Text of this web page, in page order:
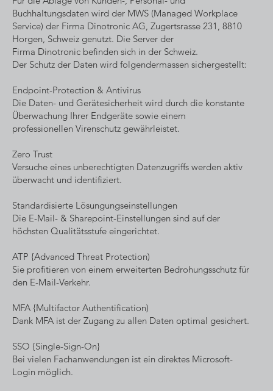
Buchhaltungsdaten wird der MWS (Managed Workplace
Service) der Firma Dinotronic AG, Zugertsrasse 231, 8810
Horgen, Schweiz genutzt. Die Server der
Firma Dinotronic befinden sich in der Schweiz.
Der Schutz der Daten wird folgendermassen sichergestellt:
Endpoint-Protection & Antivirus
Die Daten- und Gerätesicherheit wird durch die konstante
Überwachung Ihrer Endgeräte sowie einem
professionellen Virenschutz gewährleistet.
Zero Trust
Versuche eines unberechtigten Datenzugriffs werden aktiv
überwacht und identifiziert.
Standardisierte Lösungungseinstellungen
Die E-Mail- & Sharepoint-Einstellungen sind auf der
höchsten Qualitätsstufe eingerichtet.
ATP {Advanced Threat Protection)
Sie profitieren von einem erweiterten Bedrohungsschutz für
den E-Mail-Verkehr.
MFA {Multifactor Authentification)
Dank MFA ist der Zugang zu allen Daten optimal gesichert.
SSO {Single-Sign-On}
Bei vielen Fachanwendungen ist ein direktes Microsoft-
Login möglich.